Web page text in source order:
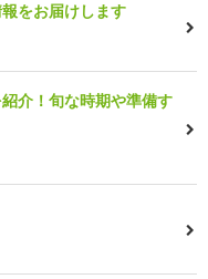
をお届けします
介！旬な時期や準備す